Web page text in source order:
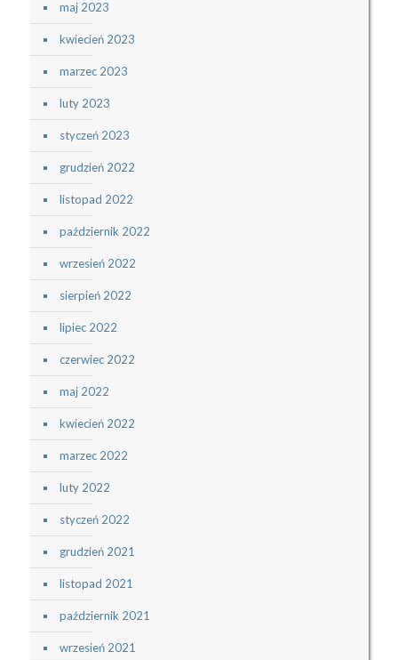
maj 2023
kwiecień 2023
marzec 2023
luty 2023
styczeń 2023
grudzień 2022
listopad 2022
październik 2022
wrzesień 2022
sierpień 2022
lipiec 2022
czerwiec 2022
maj 2022
kwiecień 2022
marzec 2022
luty 2022
styczeń 2022
grudzień 2021
listopad 2021
październik 2021
wrzesień 2021